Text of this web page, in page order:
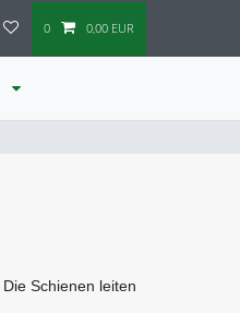
0 0,00 EUR
Die Schienen leiten